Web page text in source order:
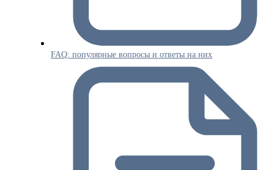
FAQ: популярные вопросы и ответы на них